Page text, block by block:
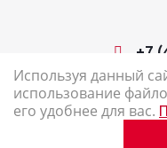
+7
2026 © Наш Карандаш:
Используя данный
использование
его удобнее для вас.